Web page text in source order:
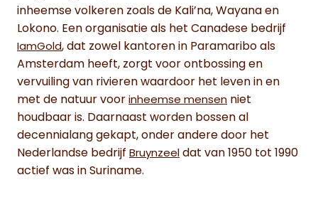
inheemse volkeren zoals de Kali’na, Wayana en
Lokono. Een organisatie als het Canadese bedrijf
IamGold, dat zowel kantoren in Paramaribo als
Amsterdam heeft, zorgt voor ontbossing en
vervuiling van rivieren waardoor het leven in en
met de natuur voor inheemse mensen niet
houdbaar is. Daarnaast worden bossen al
decennialang gekapt, onder andere door het
Nederlandse bedrijf Bruynzeel dat van 1950 tot 1990
actief was in Suriname.